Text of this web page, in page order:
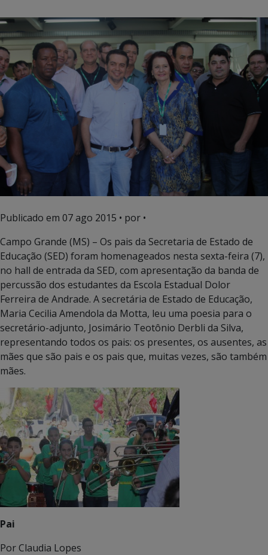
Publicado em 07 ago 2015 • por •
Campo Grande (MS) – Os pais da Secretaria de Estado de
Educação (SED) foram homenageados nesta sexta-feira (7),
no hall de entrada da SED, com apresentação da banda de
percussão dos estudantes da Escola Estadual Dolor
Ferreira de Andrade. A secretária de Estado de Educação,
Maria Cecilia Amendola da Motta, leu uma poesia para o
secretário-adjunto, Josimário Teotônio Derbli da Silva,
representando todos os pais: os presentes, os ausentes, as
mães que são pais e os pais que, muitas vezes, são também
mães.
Pai
Por Claudia Lopes